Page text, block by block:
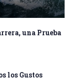
una Prueba
los Gustos